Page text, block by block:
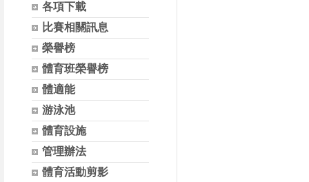
各項下載
比賽相關訊息
榮譽榜
體育班榮譽榜
體適能
游泳池
體育設施
管理辦法
體育活動剪影